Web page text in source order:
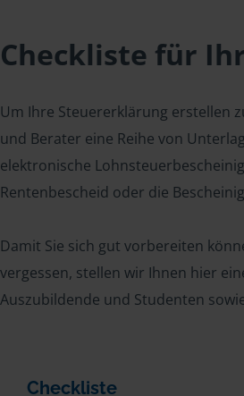
Checkliste für
Um Ihre Steuererklärung erstellen
und Berater eine Reihe von
elektronische
Rentenbescheid oder die
Damit Sie sich gut vorbereiten
vergessen, stellen wir Ihnen hier
Auszubildende und Studenten
Checkliste